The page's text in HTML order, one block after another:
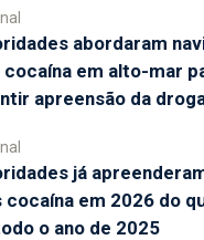
abordaram
cocaína em alto-mar
apreensão da
já
cocaína em 2026 do
o ano de 2025